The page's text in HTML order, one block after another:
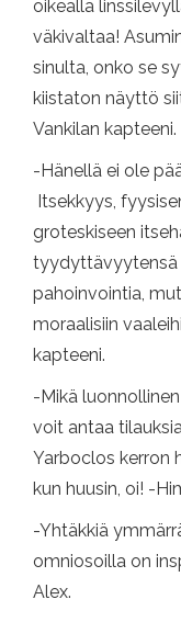
oikealla
väkivaltaa!
sinulta, onko se
kiistaton näyttö
Vankilan kapteeni.
-Hänellä ei ole
Itsekkyys,
groteskiseen
tyydyttävyytensä
pahoinvointia,
moraalisiin
kapteeni.
-Mikä
voit antaa
Yarboclos kerron
kun huusin, oi! -
-Yhtäkkiä
omniosoilla on
Alex.